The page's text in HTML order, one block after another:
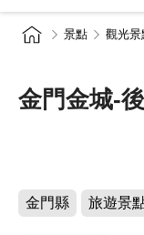
景點 觀光景
金門金城-
金門縣 旅遊景